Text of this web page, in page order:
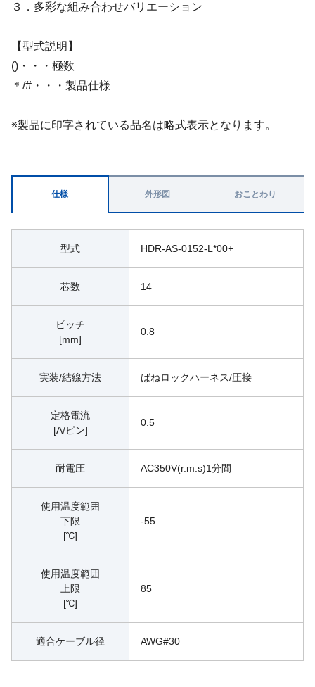
３．多彩な組み合わせバリエーション
【型式説明】
()・・・極数
＊/#・・・製品仕様
※製品に印字されている品名は略式表示となります。
仕様
型式 HDR-AS-0152-L*00+
芯数 14
ピッチ
[mm]
0.8
実装/結線方法 ばねロックハーネス/圧接
定格電流
[A/ピン]
0.5
耐電圧 AC350V(r.m.s)1分間
使用温度範囲
下限
[℃]
-55
使用温度範囲
上限
[℃]
85
適合ケーブル径 AWG#30
外形図 おことわり